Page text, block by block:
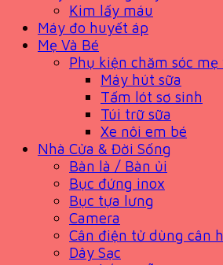
Kim lấy máu
Máy đo huyết áp
Mẹ Và Bé
Phụ kiện chăm sóc mẹ
Máy hút sữa
Tấm lót sơ sinh
Túi trữ sữa
Xe nôi em bé
Nhà Cửa & Đời Sống
Bàn là / Bàn ủi
Bục đứng inox
Bục tựa lưng
Camera
Cân điện tử dùng cân
Dây Sạc